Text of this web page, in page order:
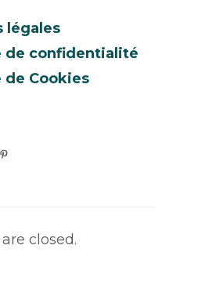
légales
de confidentialité
Cookies
closed.